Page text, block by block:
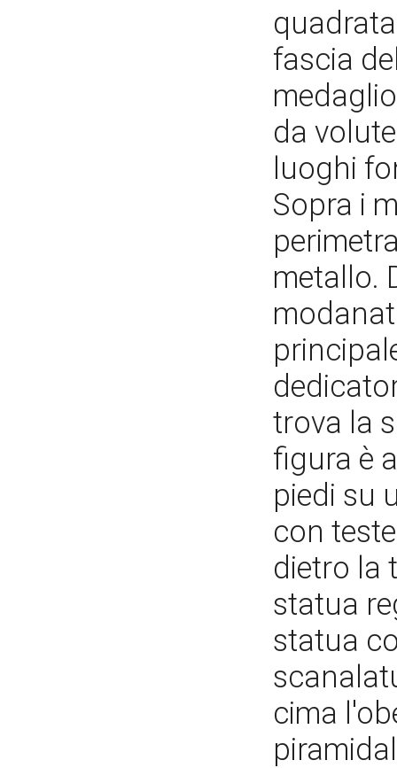
fascia
da
luoghi
Sopra i
metallo.
trova la
figura è
piedi su
con
dietro la
statua
statua
cima